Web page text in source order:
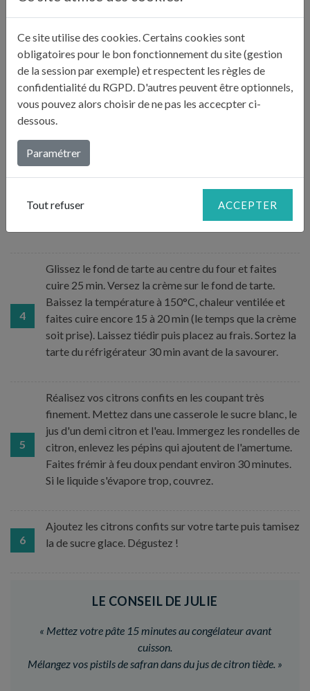
de diamètre). Foncez votre moule. Coupez les bords
puis mettez la au congélateur pendant 15 minutes.
3
Préchauffez le four à 160° C, chaleur ventilée.
Préparez la crème au citron en pressant vos citrons
pour obtenir 20 cl de jus. Rajoutez le sucre glace en le
tamisant, 3 jaunes d'oeufs et 3 oeufs entiers.
Vous pouvez ajouter des pistils de safran en prenant le
temps de les faire macérer dans votre beurre fondu
une heure avant. Ajoutez les à la pate.
4
Glissez le fond de tarte au centre du four et faites
cuire 25 min. Versez la crème sur le fond de tarte.
Baissez la température à 150°C, chaleur ventilée et
faites cuire encore 15 à 20 min (le temps que la crème
soit prise). Laissez tiédir puis placez au frais. Sortez la
tarte du réfrigérateur 30 min avant de la savourer.
5
Réalisez vos citrons confits en les coupant très
finement. Mettez dans une casserole le sucre blanc, le
jus d'un demi citron et l'eau. Immergez les rondelles de
citron, enlevez les pépins qui ajoutent de l'amertume.
Faites frémir à feu doux pendant environ 30 minutes.
Si le liquide s'évapore trop, couvrez.
6
Ajoutez les citrons confits sur votre tarte puis tamisez
la de sucre glace. Dégustez !
LE CONSEIL DE JULIE
« Mettez votre pâte 15 minutes au congélateur avant
cuisson.
Mélangez vos pistils de safran dans du jus de citron tiède. »
Ce site utilise des cookies. Certains cookies sont
obligatoires pour le bon fonctionnement du site (gestion
de la session par exemple) et respectent les règles de
confidentialité du RGPD. D'autres peuvent être optionnels,
vous pouvez alors choisir de ne pas les accecpter ci-
dessous.
Paramétrer
Tout refuser ACCEPTER